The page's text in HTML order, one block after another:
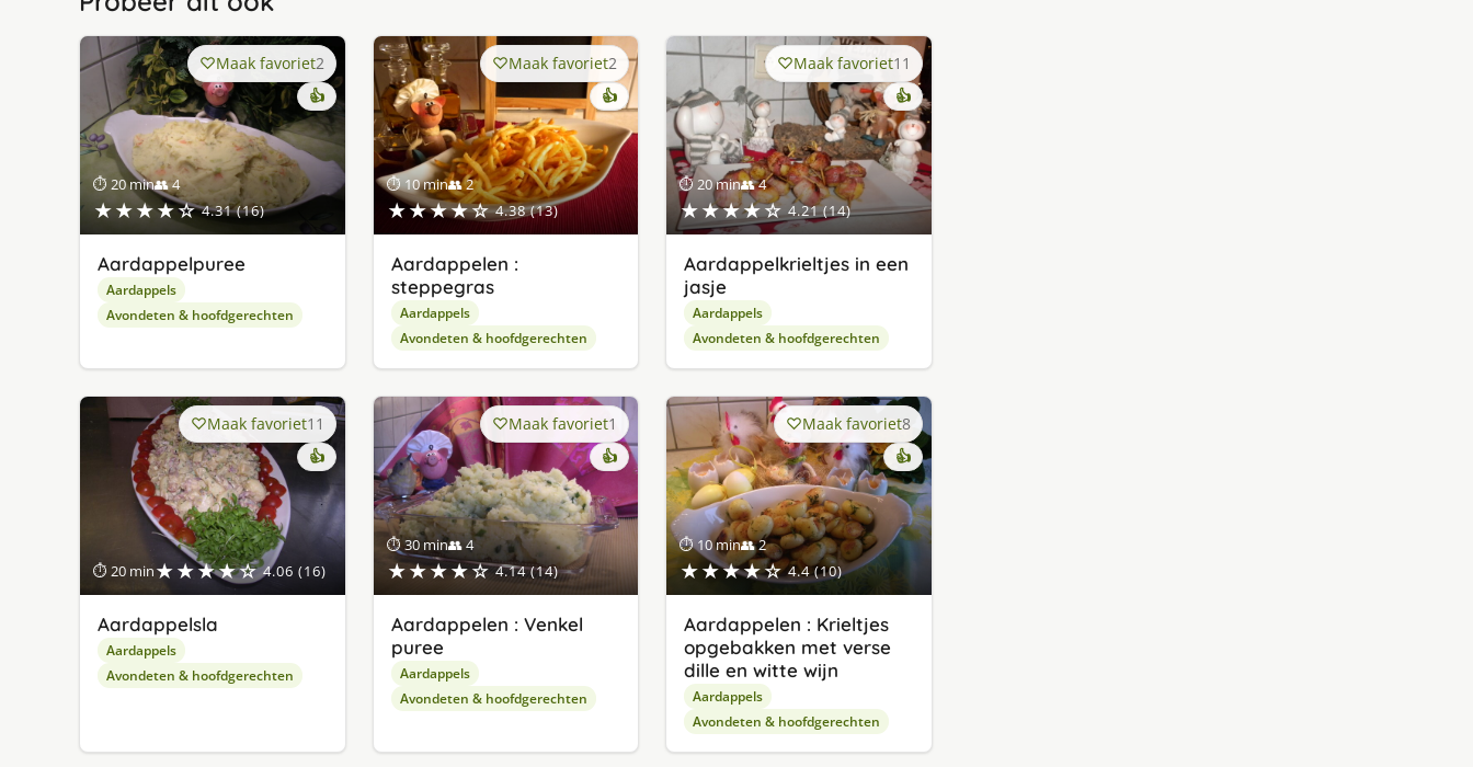
⏱ 20 min👥 4
★★★★☆ 4.31 (16)
Maak favoriet2
👍
Aardappelpuree
Aardappels
Avondeten & hoofdgerechten
⏱ 10 min👥 2
★★★★☆ 4.38 (13)
Maak favoriet2
👍
Aardappelen :
steppegras
Aardappels
Avondeten & hoofdgerechten
⏱ 20 min👥 4
★★★★☆ 4.21 (14)
Maak favoriet11
👍
Aardappelkrieltjes in een
jasje
Aardappels
Avondeten & hoofdgerechten
⏱ 20 min★★★★☆ 4.06 (16)
Maak favoriet11
👍
Aardappelsla
Aardappels
Avondeten & hoofdgerechten
⏱ 30 min👥 4
★★★★☆ 4.14 (14)
Maak favoriet1
👍
Aardappelen : Venkel
puree
Aardappels
Avondeten & hoofdgerechten
⏱ 10 min👥 2
★★★★☆ 4.4 (10)
Maak favoriet8
👍
Aardappelen : Krieltjes
opgebakken met verse
dille en witte wijn
Aardappels
Avondeten & hoofdgerechten